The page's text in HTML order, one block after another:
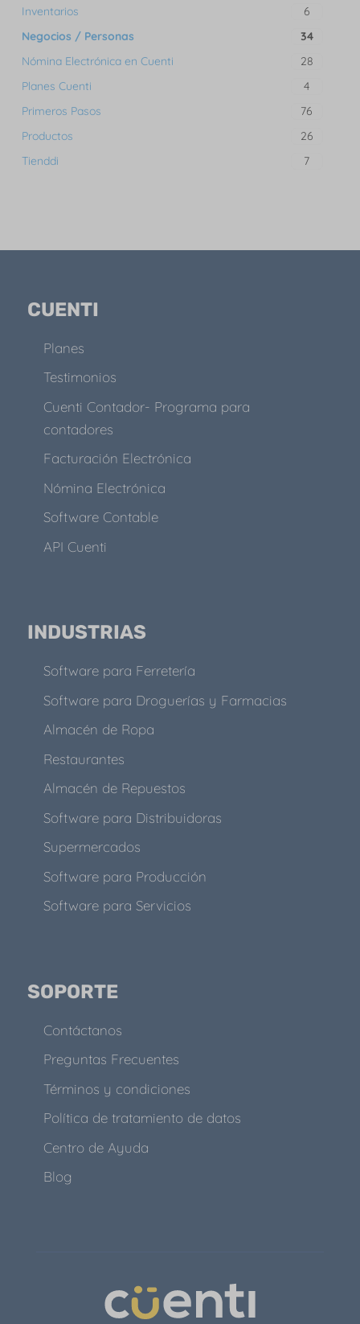
Inventarios
6
Negocios / Personas
34
Nómina Electrónica en Cuenti
28
Planes Cuenti
4
Primeros Pasos
76
Productos
26
Tienddi
7
CUENTI
Planes
Testimonios
Cuenti Contador- Programa para
contadores
Facturación Electrónica
Nómina Electrónica
Software Contable
API Cuenti
INDUSTRIAS
Software para Ferretería
Software para Droguerías y Farmacias
Almacén de Ropa
Restaurantes
Almacén de Repuestos
Software para Distribuidoras
Supermercados
Software para Producción
Software para Servicios
SOPORTE
Contáctanos
Preguntas Frecuentes
Términos y condiciones
Política de tratamiento de datos
Centro de Ayuda
Blog